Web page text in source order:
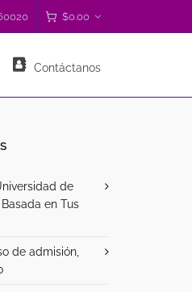
$0.00
Contáctanos
de
en Tus
de admisión,